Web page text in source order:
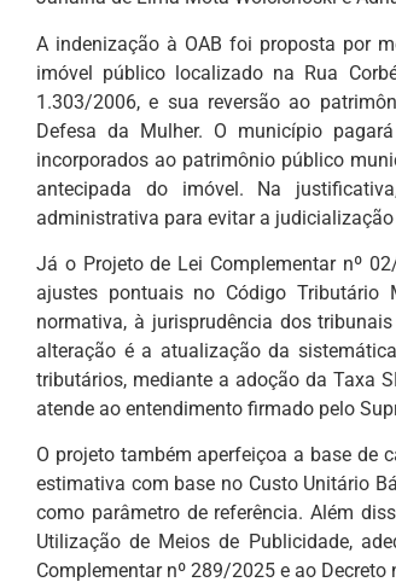
A indenização à OAB foi proposta por
imóvel público localizado na Rua
1.303/2006, e sua reversão ao
Defesa da Mulher. O município
incorporados ao patrimônio público
antecipada do imóvel. Na
administrativa para evitar a
Já o Projeto de Lei Complementar nº
ajustes pontuais no Código
normativa, à jurisprudência dos
alteração é a atualização da
tributários, mediante a adoção da Taxa
atende ao entendimento firmado pelo
O projeto também aperfeiçoa a base de
estimativa com base no Custo Unitário
como parâmetro de referência. Além
Utilização de Meios de Publicidade,
Complementar nº 289/2025 e ao Decreto